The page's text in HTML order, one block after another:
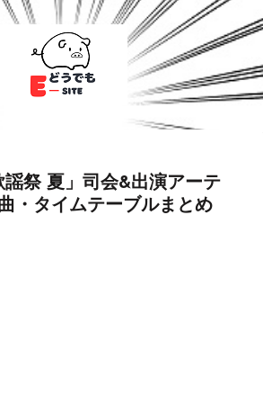
謡祭 夏」司会&出演アーテ
・タイムテーブルまとめ